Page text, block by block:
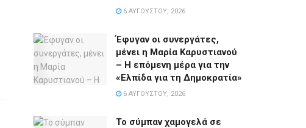
6 ΑΥΓΟΎΣΤΟΥ, 2026
Έφυγαν οι συνεργάτες,
μένει η Μαρία Καρυστιανού
– Η επόμενη μέρα για την
«Ελπίδα για τη Δημοκρατία»
6 ΑΥΓΟΎΣΤΟΥ, 2026
Το σύμπαν χαμογελά σε